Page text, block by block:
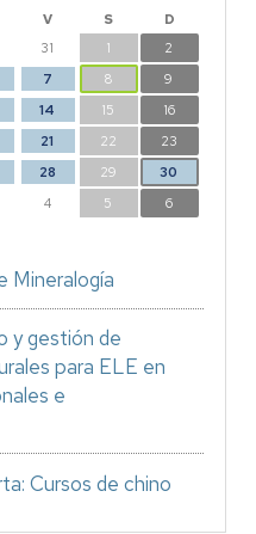
V S
D
31 1
2
7 8
9
14 15
16
21 22
23
28 29
30
4 5 6
Mineralogía
y gestión de
para ELE en
e
Cursos de chino